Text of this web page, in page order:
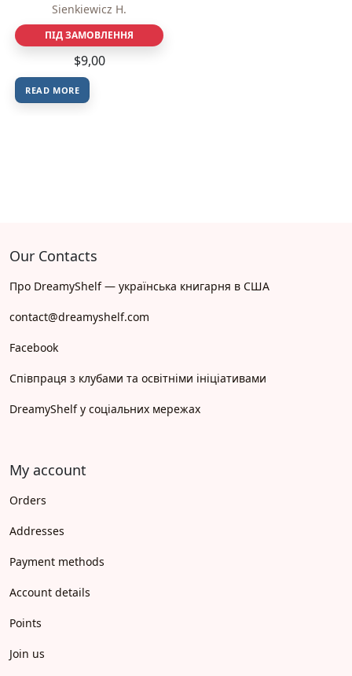
Sienkiewicz H.
ПІД ЗАМОВЛЕННЯ
$9,00
READ MORE
Our Contacts
Про DreamyShelf — українська книгарня в США
contact@dreamyshelf.com
Facebook
Співпраця з клубами та освітніми ініціативами
DreamyShelf у соціальних мережах
My account
Orders
Addresses
Payment methods
Account details
Points
Join us